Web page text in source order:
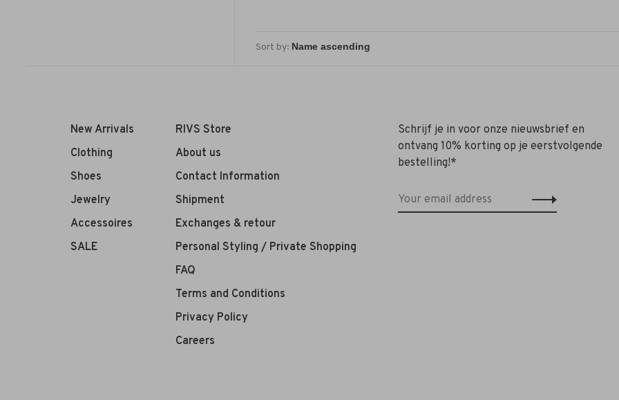
Sort by:
New Arrivals
Clothing
Shoes
Jewelry
Accessoires
SALE
RIVS Store
About us
Contact Information
Shipment
Exchanges & retour
Personal Styling / Private Shopping
FAQ
Terms and Conditions
Privacy Policy
Careers
Schrijf je in voor onze nieuwsbrief en
ontvang 10% korting op je eerstvolgende
bestelling!*